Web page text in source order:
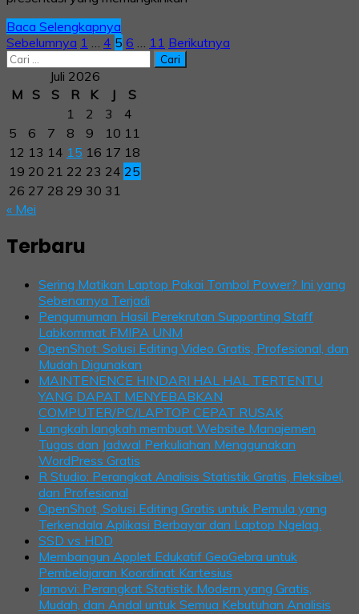
Baca Selengkapnya
Paginasi
pos
Sebelumnya 1 4 5 6 11 Berikutnya
Cari
untuk:
Juli 2026
M S S R K J
S
1
2 3
4
5
6 7 8 9 10 11
12 13 14 15 16 17 18
19 20 21 22 23 24 25
26 27 28 29 30 31
« Mei
Terbaru
Sering Matikan Laptop Pakai Tombol Power? Ini yang
Sebenarnya Terjadi
Pengumuman Hasil Perekrutan Supporting Staff
Labkommat FMIPA UNM
OpenShot: Solusi Editing Video Gratis, Profesional, dan
Mudah Digunakan
MAINTENENCE HINDARI HAL HAL TERTENTU
YANG DAPAT MENYEBABKAN
COMPUTER/PC/LAPTOP CEPAT RUSAK
Langkah langkah membuat Website Manajemen
Tugas dan Jadwal Perkuliahan Menggunakan
WordPress Gratis
R Studio: Perangkat Analisis Statistik Gratis, Fleksibel,
dan Profesional
OpenShot, Solusi Editing Gratis untuk Pemula yang
Terkendala Aplikasi Berbayar dan Laptop Ngelag.
SSD vs HDD
Membangun Applet Edukatif GeoGebra untuk
Pembelajaran Koordinat Kartesius
Jamovi: Perangkat Statistik Modern yang Gratis,
Mudah, dan Andal untuk Semua Kebutuhan Analisis